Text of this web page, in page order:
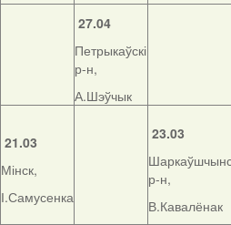
27.04
Петрыкаўскі
р-н,
А.Шэўчык
21.03
Мінск,
І.Самусенка
23.03
р-н,
В.Кавалёнак